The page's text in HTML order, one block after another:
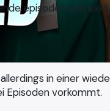
in einer
Episoden vorkommt.